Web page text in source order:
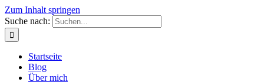
Zum Inhalt springen
Suche nach:
Startseite
Blog
Über mich